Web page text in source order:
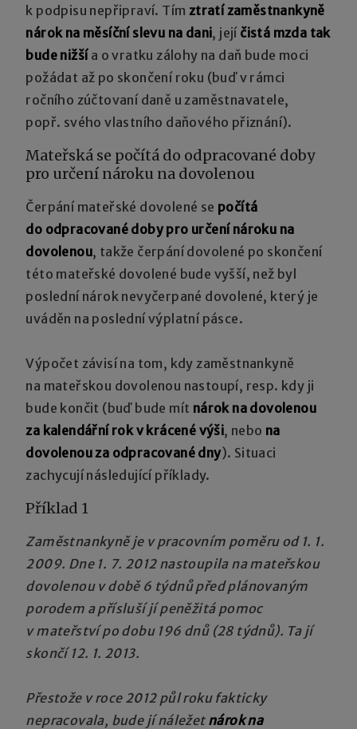
k podpisu nepřipraví. Tím ztratí zaměstnankyně
nárok na měsíční slevu na dani, její čistá mzda tak
bude nižšía o vratku zálohy na daň bude moci
požádat až po skončení roku (buď v rámci
ročního zúčtovaní daně u zaměstnavatele,
popř. svého vlastního daňového přiznání).
Mateřská se počítá do odpracované doby
pro určení nároku na dovolenou
Čerpání mateřské dovolené se počítá
do odpracované doby pro určení nároku na
dovolenou, takže čerpání dovolené po skončení
této mateřské dovolené bude vyšší, než byl
poslední nárok nevyčerpané dovolené, který je
uváděn na poslední výplatní pásce.
Výpočet závisí na tom, kdy zaměstnankyně
na mateřskou dovolenou nastoupí, resp. kdy ji
bude končit (buď bude mít nárok na dovolenou
za kalendářní rok v krácené výši, nebo na
dovolenou za odpracované dny). Situaci
zachycují následující příklady.
Příklad 1
Zaměstnankyně je v pracovním poměru od 1. 1.
2009. Dne 1. 7. 2012 nastoupila na mateřskou
dovolenou v době 6 týdnů před plánovaným
porodem a přísluší jí peněžitá pomoc
v mateřství po dobu 196 dnů (28 týdnů). Ta jí
skončí 12. 1. 2013.
Přestože v roce 2012 půl roku fakticky
nepracovala, bude jí náležet nárok na